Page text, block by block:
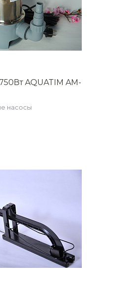
AQUATIM AM-
насосы